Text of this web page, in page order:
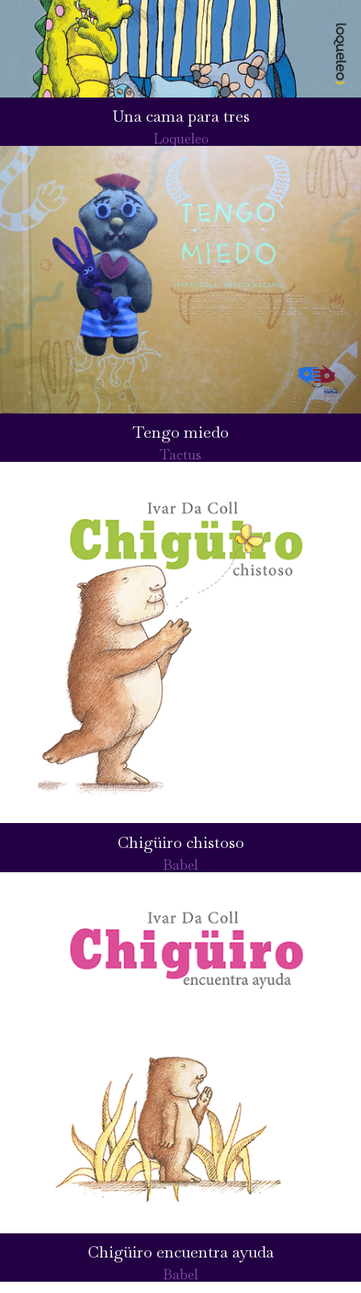
Una cama para tres
Loqueleo
Tengo miedo
Tactus
Chigüiro chistoso
Babel
Chigüiro encuentra ayuda
Babel